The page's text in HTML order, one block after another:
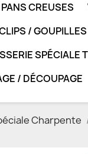
CREUSES
/
SPÉCIALE
/ DÉCOUPAGE
Charpente